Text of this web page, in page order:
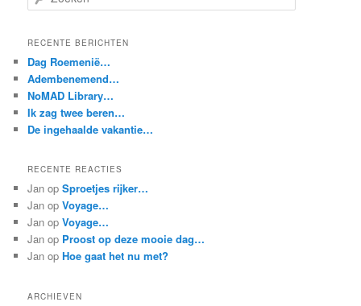
o
k
n
RECENTE BERICHTEN
Dag Roemenië…
Adembenemend…
NoMAD Library…
Ik zag twee beren…
De ingehaalde vakantie…
RECENTE REACTIES
Jan opSproetjes rijker…
Jan opVoyage…
Jan opVoyage…
Jan op Proost op deze mooie dag…
Jan opHoe gaat het nu met?
ARCHIEVEN